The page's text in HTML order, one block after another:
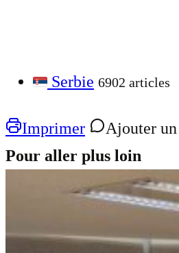
Serbie 6902 articles
Imprimer
Ajouter
Pour aller plus loin